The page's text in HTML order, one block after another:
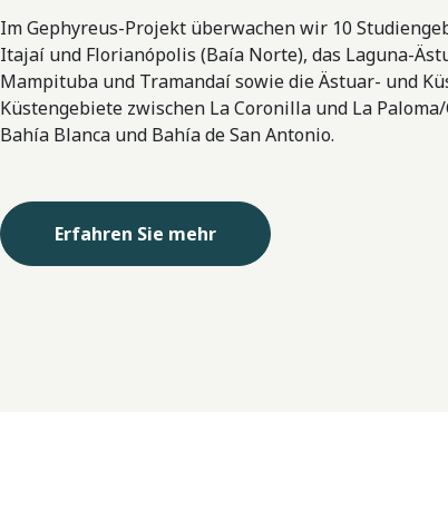
Im Gephyreus-Projekt überwachen wir 10
Itajaí und Florianópolis (Baía Norte), das Laguna-
Mampituba und Tramandaí sowie die Ästuar- und
Küstengebiete zwischen La Coronilla und La
Bahía Blanca und Bahía de San Antonio.
Erfahren Sie mehr